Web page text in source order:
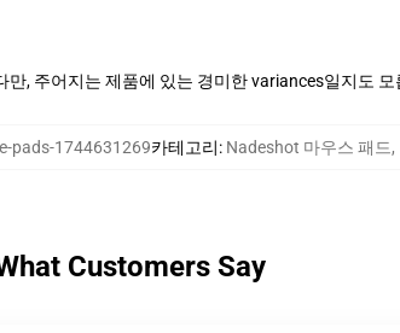
, 주어지는 제품에 있는 경미한 variances일지도
pads-1744631269카테고리: Nadeshot 마우스 패드,
Customers Say